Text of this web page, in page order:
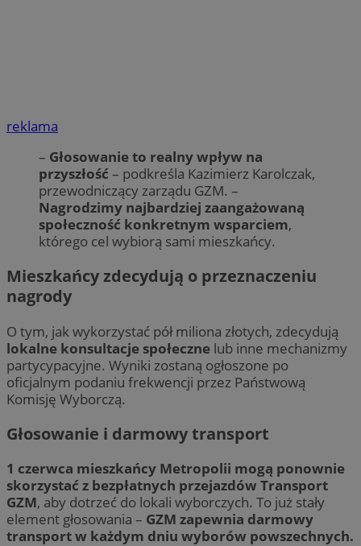
reklama
– Głosowanie to realny wpływ na
przyszłość – podkreśla Kazimierz Karolczak,
przewodniczący zarządu GZM. –
Nagrodzimy najbardziej zaangażowaną
społeczność konkretnym wsparciem,
którego cel wybiorą sami mieszkańcy.
Mieszkańcy zdecydują o przeznaczeniu
nagrody
O tym, jak wykorzystać pół miliona złotych, zdecydują
lokalne konsultacje społeczne lub inne mechanizmy
partycypacyjne. Wyniki zostaną ogłoszone po
oficjalnym podaniu frekwencji przez Państwową
Komisję Wyborczą.
Głosowanie i darmowy transport
1 czerwca mieszkańcy Metropolii mogą ponownie
skorzystać z bezpłatnych przejazdów Transport
GZM, aby dotrzeć do lokali wyborczych. To już stały
element głosowania – GZM zapewnia darmowy
transport w każdym dniu wyborów powszechnych.